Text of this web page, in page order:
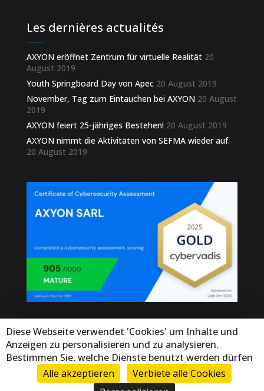
Les dernières actualités
AXYON eröffnet Zentrum für virtuelle Realität 20
August 2019
Youth Springboard Day von Apec 20 August 2019
November, Tag zum Eintauchen bei AXYON 20 August
2019
AXYON feiert 25-jähriges Bestehen! 20 August 2019
AXYON nimmt die Aktivitäten von SEFMA wieder auf.
20 August 2019
© Copyright Axyon 2025. Tous droits réservés - by
Diese Webseite verwendet 'Cookies' um Inhalte und
Anzeigen zu personalisieren und zu analysieren.
Bestimmen Sie, welche Dienste benutzt werden dürfen
Alle akzeptieren
Verbiete alle Cookies